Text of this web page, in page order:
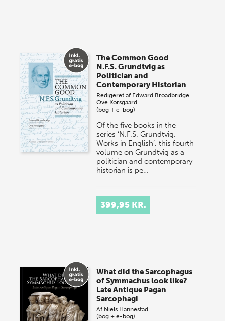
The Common Good
N.F.S. Grundtvig as
Politician and
Contemporary Historian
Redigeret af Edward Broadbridge
Ove Korsgaard
(bog + e-bog)
Of the five books in the
series ‘N.F.S. Grundtvig.
Works in English’, this fourth
volume on Grundtvig as a
politician and contemporary
historian is pe…
399,95 KR.
What did the Sarcophagus
of Symmachus look like?
Late Antique Pagan
Sarcophagi
Af Niels Hannestad
(bog + e-bog)